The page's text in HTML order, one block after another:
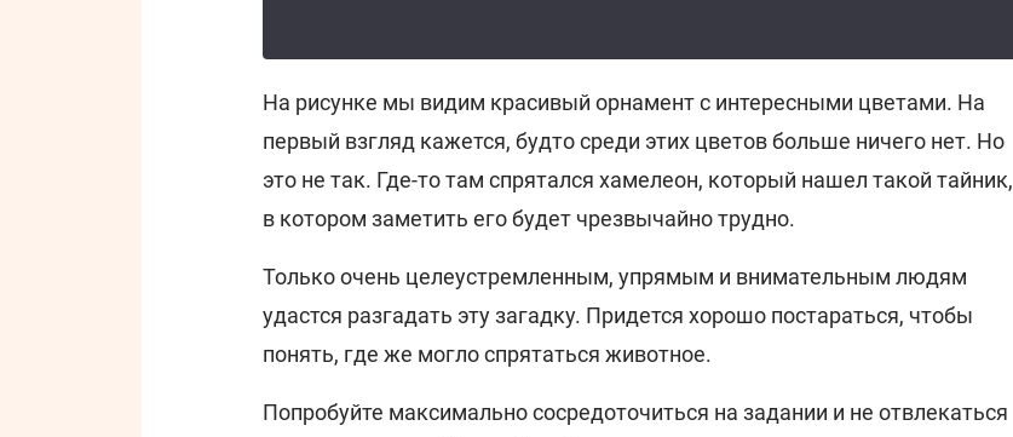
На рисунке мы видим красивый орнамент с интересными цветами. На
первый взгляд кажется, будто среди этих цветов больше ничего нет. Но
это не так. Где-то там спрятался хамелеон, который нашел такой тайник,
в котором заметить его будет чрезвычайно трудно.
Только очень целеустремленным, упрямым и внимательным людям
удастся разгадать эту загадку. Придется хорошо постараться, чтобы
понять, где же могло спрятаться животное.
Попробуйте максимально сосредоточиться на задании и не отвлекаться